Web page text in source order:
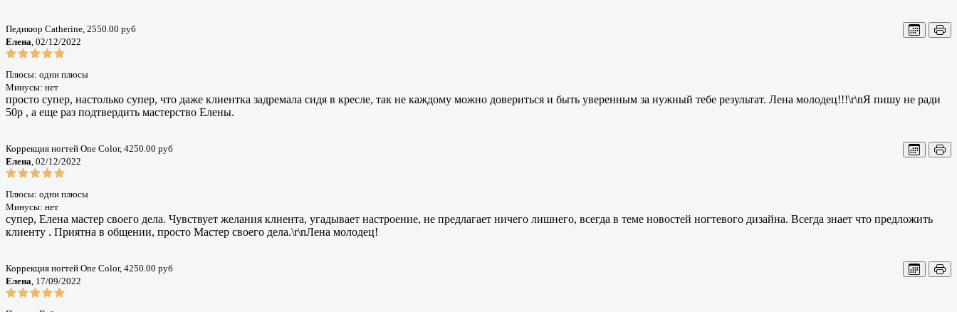
Педикюр Catherine, 2550.00 руб
Елена, 02/12/2022
Плюсы: одни плюсы
Минусы: нет
просто супер, настолько супер, что даже клиентка задремала сидя в кресле, так не каждому можно довериться и быть уверенным за нужный тебе результат. Лена молодец!!!\r\nЯ пишу не ради
50р , а еще раз подтвердить мастерство Елены.
Коррекция ногтей One Color, 4250.00 руб
Елена, 02/12/2022
Плюсы: одни плюсы
Минусы: нет
супер, Елена мастер своего дела. Чувствует желания клиента, угадывает настроение, не предлагает ничего лишнего, всегда в теме новостей ногтевого дизайна. Всегда знает что предложить
клиенту . Приятна в общении, просто Мастер своего дела.\r\nЛена молодец!
Коррекция ногтей One Color, 4250.00 руб
Елена, 17/09/2022